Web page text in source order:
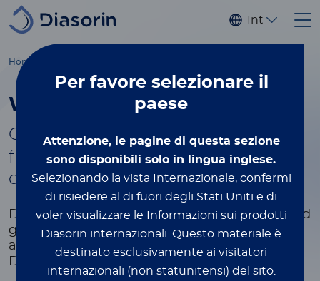
Salta al contenuto principale
Per favore selezionare il
paese
Attenzione, le pagine di questa sezione
sono disponibili solo in lingua inglese.
Selezionando la vista Internazionale, confermi
di risiedere al di fuori degli Stati Uniti e di
voler visualizzare le Informazioni sui prodotti
Diasorin internazionali.Questo materiale è
destinato esclusivamente ai visitatori
internazionali (non statunitensi) del sito.
Home
White Papers & Tech Notes
Gain more xMAP
xPERTISE by
filling out the form to select and
download the white papers
Dive deeper into industry trends, research, and
gain valuable knowledge. Get the latest data
and expert insights at your fingertips.
Discover, learn, and stay ahead in your field.